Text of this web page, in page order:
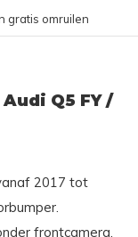
gratis omruilen
Q5 FY /
2017 tot
frontcamera.